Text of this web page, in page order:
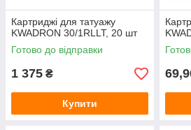
Картриджі для татуажу
KWADRON 30/1RLLT, 20 шт
Готово до відправки
1 375 ₴
Купити